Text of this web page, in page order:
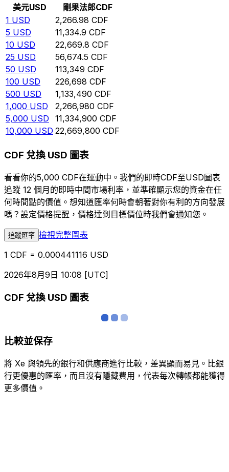
美元USD 剛果法郎CDF
1 USD 2,266.98 CDF
5 USD 11,334.9 CDF
10 USD 22,669.8 CDF
25 USD 56,674.5 CDF
50 USD 113,349 CDF
100 USD 226,698 CDF
500 USD 1,133,490 CDF
1,000 USD 2,266,980 CDF
5,000 USD 11,334,900 CDF
10,000 USD 22,669,800 CDF
CDF 兌換 USD 圖表
看看你的5,000 CDF在運動中。我們的即時CDF至USD圖表
追蹤 12 個月的即時中間市場利率，並準確顯示您的資金在任
何時間點的價值。想知道匯率何時會朝著對你有利的方向發展
嗎？設定價格提醒，價格達到目標價位時我們會通知您。
追蹤匯率 檢視完整圖表
1 CDF = 0.000441116 USD
2026年8月9日 10:08 [UTC]
CDF 兌換 USD 圖表
比較並保存
將 Xe 與領先的銀行和供應商進行比較，差異顯而易見。比銀
行更優惠的匯率，而且沒有隱藏費用，代表每次轉帳都能獲得
更多價值。